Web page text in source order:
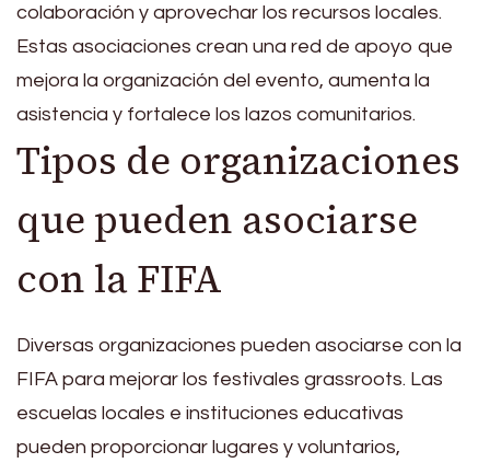
colaboración y aprovechar los recursos locales.
Estas asociaciones crean una red de apoyo que
mejora la organización del evento, aumenta la
asistencia y fortalece los lazos comunitarios.
Tipos de organizaciones
que pueden asociarse
con la FIFA
Diversas organizaciones pueden asociarse con la
FIFA para mejorar los festivales grassroots. Las
escuelas locales e instituciones educativas
pueden proporcionar lugares y voluntarios,